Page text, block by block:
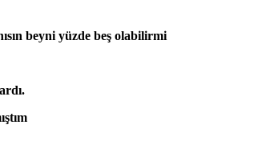
beyni yüzde beş olabilirmi